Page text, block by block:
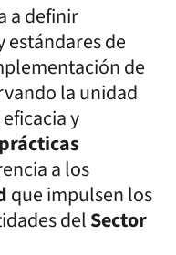
a definir
estándares de
de
la unidad
y
prácticas
a los
que impulsen los
delSector